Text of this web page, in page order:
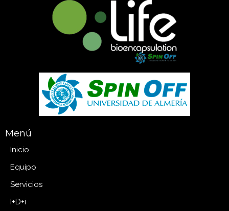
Menú
Inicio
Equipo
Servicios
I+D+i